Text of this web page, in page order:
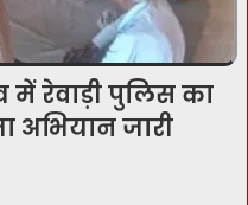
में रेवाड़ी पुलिस का
जारी